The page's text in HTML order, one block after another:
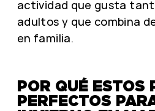
actividad que gusta
adultos y que combina
en familia.
POR QUÉ ESTOS
PERFECTOS